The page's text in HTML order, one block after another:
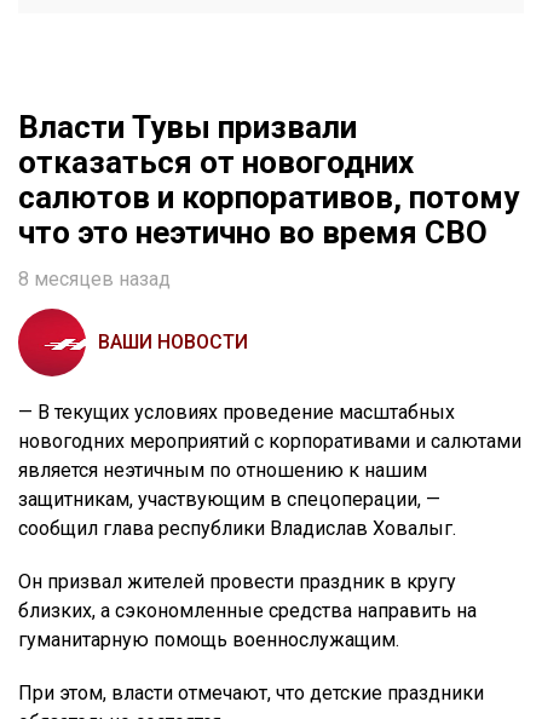
Власти Тувы призвали
отказаться от новогодних
салютов и корпоративов, потому
что это неэтично во время СВО
8 месяцев назад
ВАШИ НОВОСТИ
— В текущих условиях проведение масштабных
новогодних мероприятий с корпоративами и салютами
является неэтичным по отношению к нашим
защитникам, участвующим в спецоперации, —
сообщил глава республики Владислав Ховалыг.
Он призвал жителей провести праздник в кругу
близких, а сэкономленные средства направить на
гуманитарную помощь военнослужащим.
При этом, власти отмечают, что детские праздники